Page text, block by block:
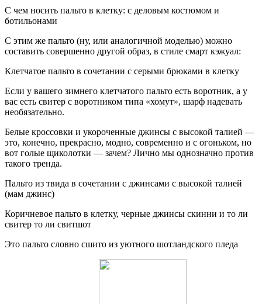
С чем носить пальто в клетку: с деловым костюмом и
ботильонами
С этим же пальто (ну, или аналогичной моделью) можно
составить совершенно другой образ, в стиле смарт кэжуал:
Клетчатое пальто в сочетании с серыми брюками в клетку
Если у вашего зимнего клетчатого пальто есть воротник, а у
вас есть свитер с воротником типа «хомут», шарф надевать
необязательно.
Белые кроссовки и укороченные джинсы с высокой талией —
это, конечно, прекрасно, модно, современно и с огоньком, но
вот голые щиколотки — зачем? Лично мы однозначно против
такого тренда.
Пальто из твида в сочетании с джинсами с высокой талией
(мам джинс)
Коричневое пальто в клетку, черные джинсы скинни и то ли
свитер то ли свитшот
Это пальто словно сшито из уютного шотландского пледа